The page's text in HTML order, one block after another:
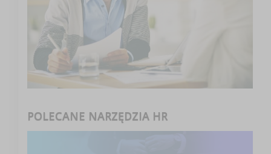
POLECANE NARZĘDZIA HR